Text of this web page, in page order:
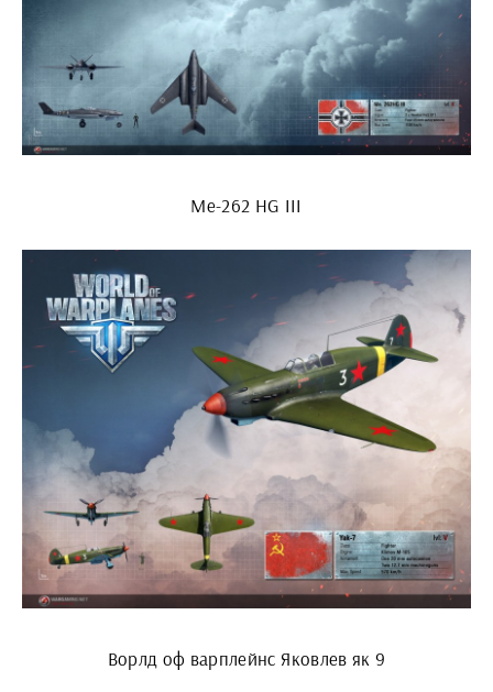
Me-262 HG III
Ворлд оф варплейнс Яковлев як 9